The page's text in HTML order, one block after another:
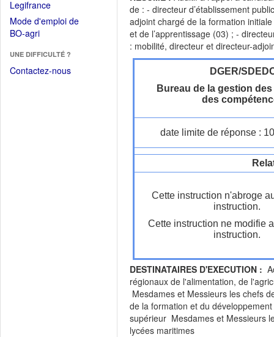
Legifrance(Ouvrir
dans
une
fenêtre)
Mode d'emploi de
BO-agri(Ouvrir
une
nouvelle
UNE DIFFICULTÉ ?
Contactez-nous
de : - directeur d’établissement
adjoint chargé de la formation
et de l’apprentissage (03) ; -
: mobilité, directeur et directeur-
DGER/
Bureau de la gestion
des
date limite de réponse :
Cette instruction n'abroge
instruction.
Cette instruction ne modifie
instruction.
DESTINATAIRES D'EXECUTION :
régionaux de l'alimentation, de
Mesdames et Messieurs les chefs
de la formation et du
supérieur Mesdames et Messieurs
lycées maritimes